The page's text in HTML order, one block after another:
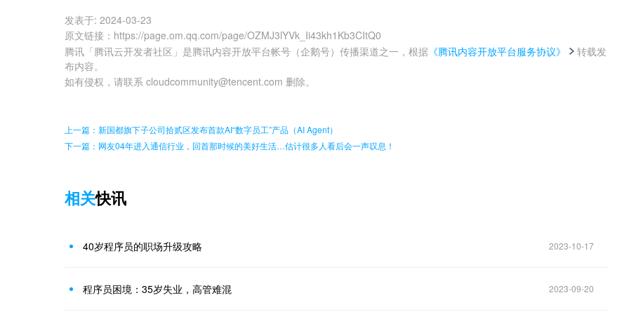
发表于: 2024-03-23
原文链接 ： https://page.om.qq.com/page/OZMJ3lYVk_Ii43kh1Kb3CItQ0
腾讯「腾讯云开发者社区」是腾讯内容开放平台帐号（企鹅号）传播渠道之一，根据 《腾讯内容开放平台服务协议》
转载发
布内容。
如有侵权，请联系 cloudcommunity@tencent.com 删除。
上一篇：新国都旗下子公司拾贰区发布首款AI“数字员工”产品（AI Agent）
下一篇：网友04年进入通信行业，回首那时候的美好生活…估计很多人看后会一声叹息！
相关快讯
40岁程序员的职场升级攻略 2023-10-17
程序员困境：35岁失业，高管难混 2023-09-20